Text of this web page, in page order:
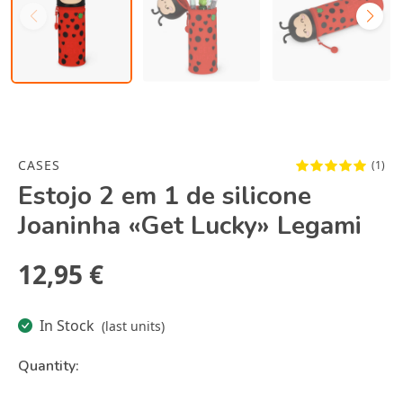
CASES (1)
Estojo 2 em 1 de silicone
Joaninha «Get Lucky» Legami
12,95 €
In Stock (last units)
Quantity: